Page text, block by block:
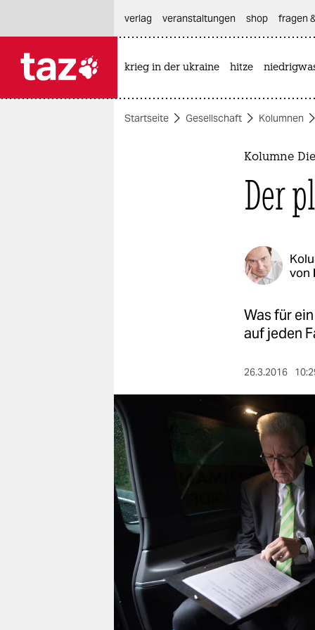
themen
verlag
verlag
veranstaltungen
shop
fragen & hilfe
unterstützen
abo
genossenschaft
verlag
veranstaltungen shop fragen
krieg in der ukraine hitze
Startseite Gesellschaft Kolumnen
Kolumne
Der
von
Was für
auf jeden
26.3.2016